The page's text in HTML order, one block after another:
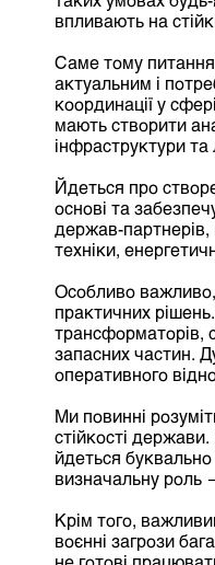
впливають на
Саме тому питання
актуальним і
координації у
мають створити
інфраструктури та
Йдеться про
основі та
держав-партнерів,
техніки,
Особливо
практичних
трансформаторів,
запасних частин.
оперативного
Ми повинні
стійкості
йдеться
визначальну роль
Крім того,
воєнні загрози
не готові